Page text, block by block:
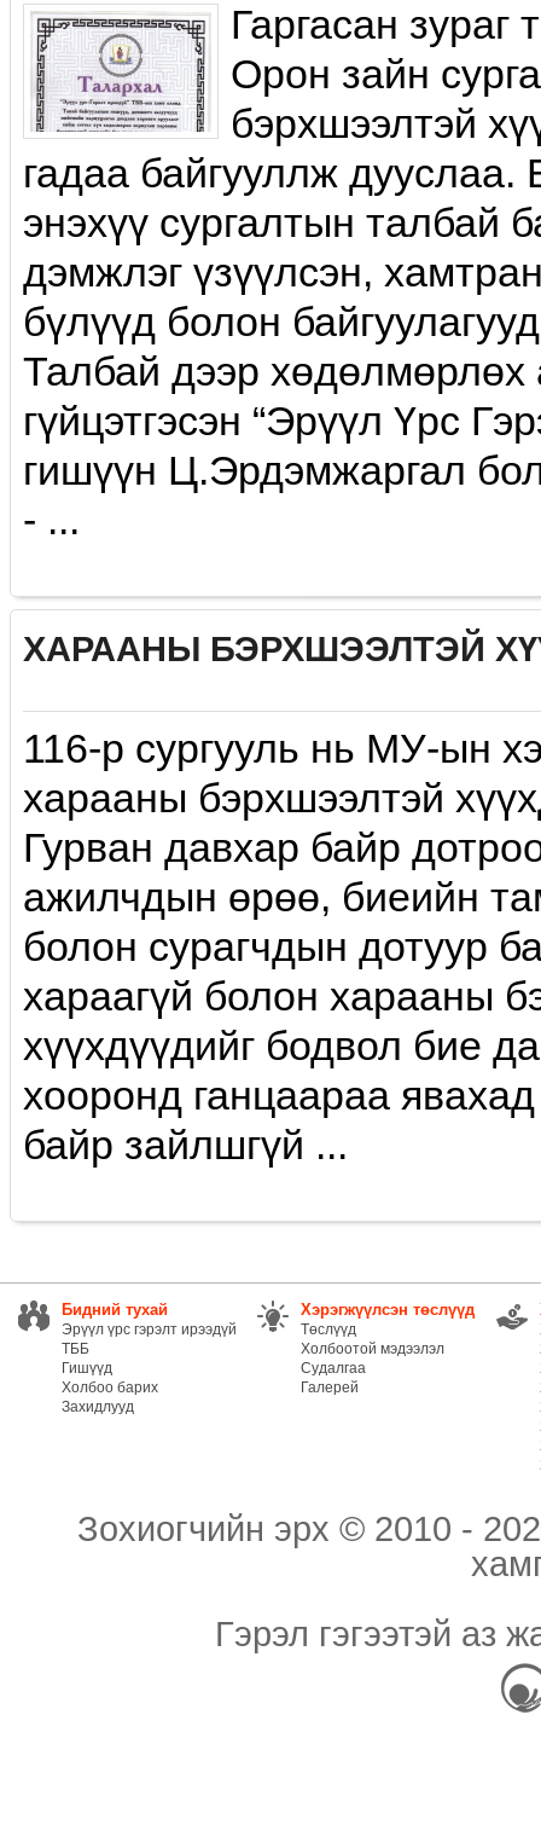
Гаргасан зураг
Орон зайн
бэрхшээлтэй
гадаа байгууллж
энэхүү сургалтын талбай
дэмжлэг үзүүлсэн,
бүлүүд болон
Талбай дээр хөдөлмөрлөx
гүйцэтгэсэн “Эрүүл Үрс
гишүүн Ц.Эрдэмжаргал
- ...
ХАРААНЫ БЭРХШЭЭЛТЭЙ
116-р сургууль нь МУ-ын
харааны бэрхшээлтэй
Гурван давхар байр
ажилчдын өрөө, биеийн
болон сурагчдын дотуур
хараагүй болон харааны
хүүхдүүдийг бодвол бие
хооронд ганцаараа
байр зайлшгүй ...
Бидний тухай
Эрүүл үрс гэрэлт ирээдүй
ТББ
Гишүүд
Холбоо барих
Захидлууд
Хэрэгжүүлсэн төслүүд
Төслүүд
Холбоотой мэдээлэл
Судалгаа
Галерей
Зохиогчийн эрх © 2010 -
Гэрэл гэгээтэй аз